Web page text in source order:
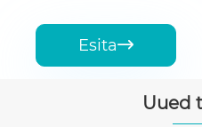
Esita
Uued